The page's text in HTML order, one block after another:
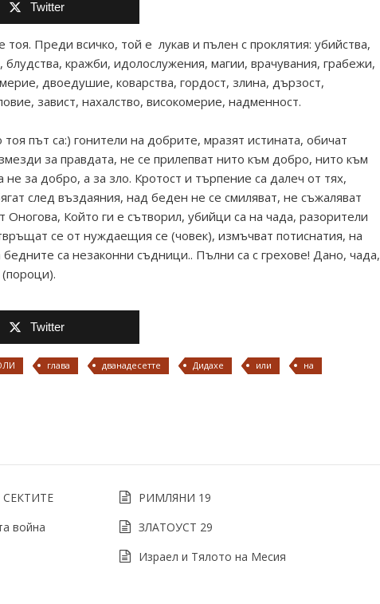
Twitter
тоя. Преди всичко, той е лукав и пълен с проклятия: убийства,
кражби, идолослужения, магии, врачувания, грабежи,
двоедушие, коварства, гордост, злина, дързост,
завист, нахалство, високомерие, надменност.
път са:) гонители на добрите, мразят истината, обичат
за правдата, не се прилепват нито към добро, нито към
не за добро, а за зло. Кротост и търпение са далеч от тях,
след въздаяния, над беден не се смиляват, не съжаляват
Който ги е сътворил, убийци са на чада, разорители
се от нуждаещия се (човек), измъчват потиснатия, на
бедните са незаконни съдници.. Пълни са с грехове! Дано, чада,
(пороци).
Twitter
глава дванадесетте Дидахе или
на
СЕКТИТЕ
РИМЛЯНИ 19
война
ЗЛАТОУСТ 29
Израел и Тялото на Месия